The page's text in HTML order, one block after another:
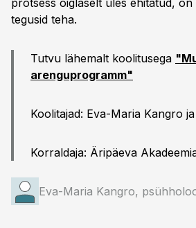
protsess õiglaselt üles ehitatud,
tegusid teha.
Tutvu lähemalt koolitusega
arenguprogramm"
Koolitajad: Eva-Maria Kangro
Korraldaja: Äripäeva
Eva-Maria Kangro,